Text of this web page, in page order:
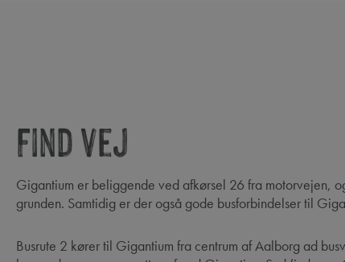
Find vej
Gigantium er beliggende ved afkørsel 26 fra motorvejen,
grunden. Samtidig er der også gode busforbindelser til
Busrute 2 kører til Gigantium fra centrum af Aalborg ad